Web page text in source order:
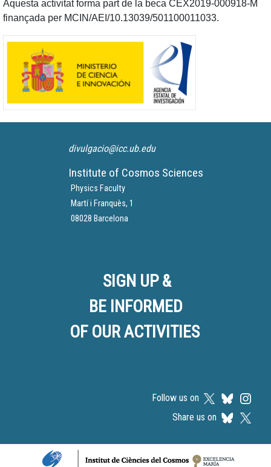
Aquesta activitat forma part de la beca CEX2019-000918-M
finançada per MCIN/AEI/10.13039/501100011033.
divulgacio@icc.ub.edu
Institute of Cosmos Sciences
Physics Faculty
Martí i Franquès, 1
08028 Barcelona
SIGN UP &
BE INFORMED
OF OUR ACTIVITIES
Follow us on
Share us on
Logos footer